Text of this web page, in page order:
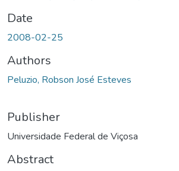
Date
2008-02-25
Authors
Peluzio, Robson José Esteves
Publisher
Universidade Federal de Viçosa
Abstract